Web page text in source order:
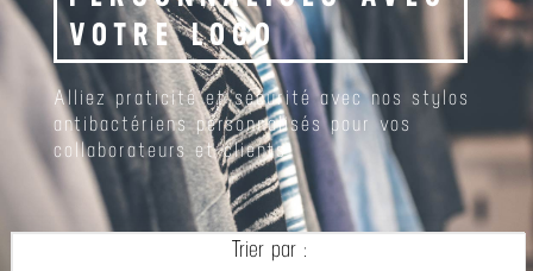
VOTRE LOGO
Alliez praticité et sécurité avec nos stylos
antibactériens personnalisés pour vos
collaborateurs et clients.
Trier par :